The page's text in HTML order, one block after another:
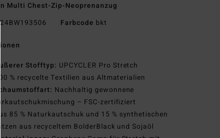
Multi Chest-Zip-Neoprenanzug
Farbcode bkt
Äußerer Stofftyp: UPCYCLER Pro Stretch
100 % recycelte Textilien aus Altmaterialien
Schaumstoffart: Nachhaltig gewonnene
– FSC-zertifiziert
aus 85 % Naturkautschuk und 15 % synthetischen
aus recyceltem BolderBlack und Sojaöl